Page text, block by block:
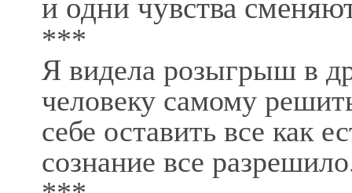
и одни чувства
***
Я видела розыгрыш в
человеку самому
себе оставить все как
сознание все